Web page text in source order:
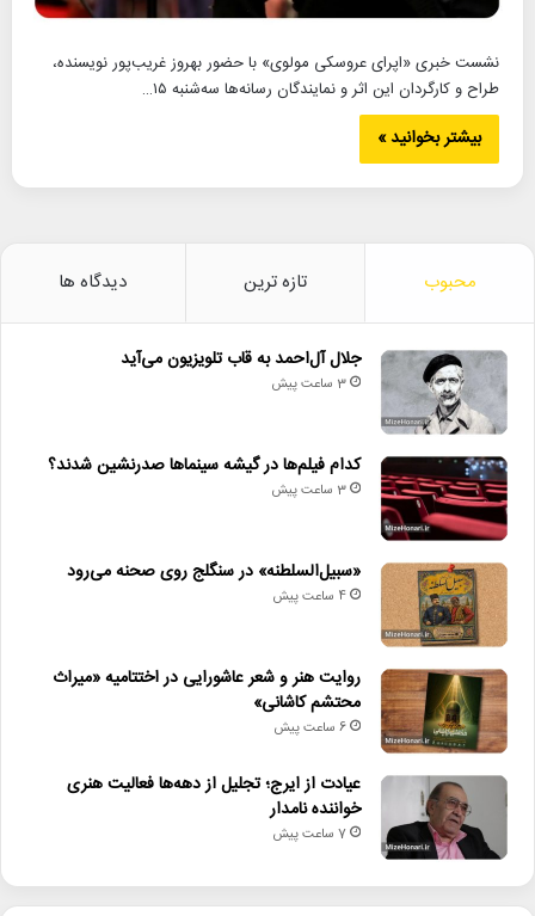
نشست خبری «اپرای عروسکی مولوی» با حضور بهروز غریب‌پور نویسنده،
طراح و کارگردان این اثر و نمایندگان رسانه‌ها سه‌شنبه ۱۵…
بیشتر بخوانید »
محبوب تازه ترین دیدگاه ها
جلال آل‌احمد به قاب تلویزیون می‌آید
3 ساعت پیش
کدام فیلم‌ها در گیشه سینماها صدرنشین شدند؟
3 ساعت پیش
«سبیل‌السلطنه» در سنگلج روی صحنه می‌رود
4 ساعت پیش
روایت هنر و شعر عاشورایی در اختتامیه «میراث
محتشم کاشانی»
6 ساعت پیش
عیادت از ایرج؛ تجلیل از دهه‌ها فعالیت هنری
خواننده نامدار
7 ساعت پیش